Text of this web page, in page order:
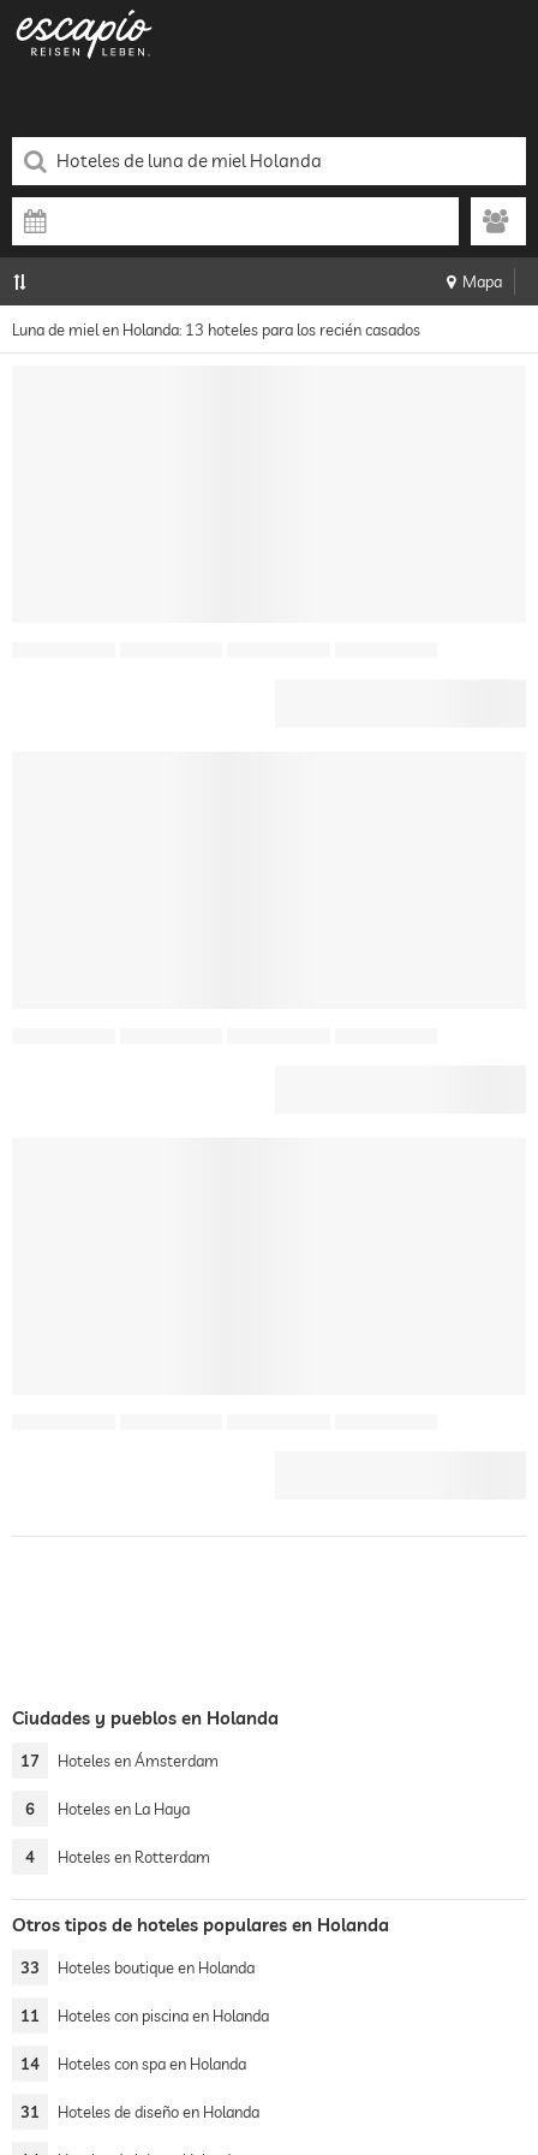
Mapa
Luna de miel en Holanda: 13 hoteles para los recién casados
Ciudades y pueblos en Holanda
17 Hoteles en Ámsterdam
6 Hoteles en La Haya
4 Hoteles en Rotterdam
Otros tipos de hoteles populares en Holanda
33 Hoteles boutique en Holanda
11 Hoteles con piscina en Holanda
14 Hoteles con spa en Holanda
31 Hoteles de diseño en Holanda